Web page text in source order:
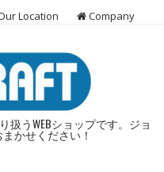
Location Company
うWEBショップです。ジョ
かせください！